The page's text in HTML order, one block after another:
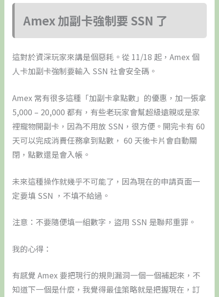
Amex 加副卡強制要 SSN 了
這對於資深玩家來講是個惡耗。從 11/18 起，Amex 個
人卡加副卡強制要輸入 SSN 社會安全碼。
Amex 常有很多這種「加副卡拿點數」的優惠，加一張拿
5,000 – 20,000 都有，有些老玩家會幫超級遠親或是家
裡寵物開副卡，因為不用放 SSN，很方便。開完卡有 60
天可以完成消費任務拿到點數， 60 天後卡片會自動關
閉，點數還是會入帳。
未來這種操作就幾乎不可能了，因為現在的申請頁面一
定要填 SSN ，不填不給過。
注意：不要隨便填一組數字，盜用 SSN 是聯邦重罪。
我的心得：
有感覺 Amex 要把現行的規則漏洞一個一個補起來，不
知道下一個是什麼，我覺得最佳策略就是把握現在，訂